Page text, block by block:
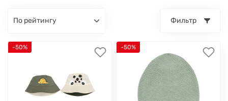
по рейтингу Фильтр
-50% -50%